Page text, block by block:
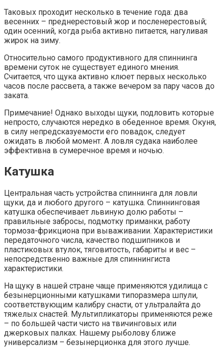
Таковых проходит несколько в течение года: два
весенних – преднерестовый жор и посленерестовый;
один осенний, когда рыба активно питается, нагуливая
жирок на зиму.
Относительно самого продуктивного для спиннинга
времени суток не существует единого мнения.
Считается, что щука активно клюет первых несколько
часов после рассвета, а также вечером за пару часов до
заката.
Примечание! Однако выходы щуки, подловить которые
непросто, случаются нередко в обеденное время. Окуня,
в силу непредсказуемости его повадок, следует
ожидать в любой момент. А ловля судака наиболее
эффективна в сумеречное время и ночью.
Катушка
Центральная часть устройства спиннинга для ловли
щуки, да и любого другого – катушка. Спиннинговая
катушка обеспечивает львиную долю работы –
правильные забросы, подмотку приманки, работу
тормоза-фрикциона при вываживании. Характеристики
передаточного числа, качество подшипников и
пластиковых втулок, тяговитость, габариты и вес –
непосредственно важные для спиннингиста
характеристики.
На щуку в нашей стране чаще применяются удилища с
безынерционными катушками типоразмера шпули,
соответствующим калибру снасти, от ультралайта до
тяжелых снастей. Мультипликаторы применяются реже
– по большей части чисто на твичинговых или
джерковых палках. Нашему рыболову ближе
универсализм – безынерционка для этого лучше.